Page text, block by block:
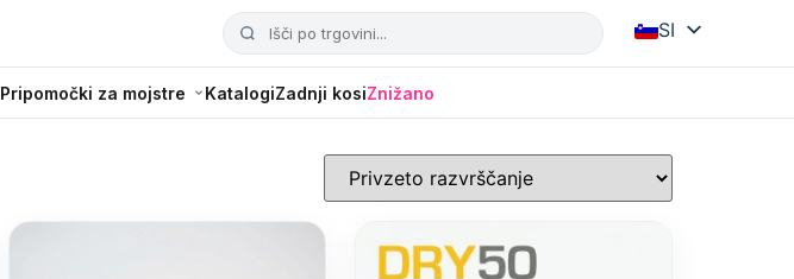
SI
Pripomočki za mojstre KatalogiZadnji kosiZnižano